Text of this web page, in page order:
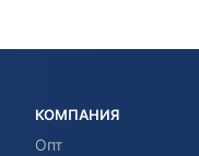
КОМПАНИЯ
Опт